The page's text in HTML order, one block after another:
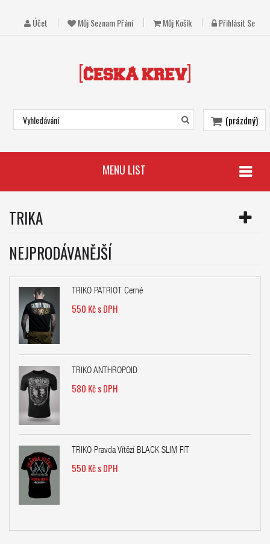
Účet Můj Seznam Přání Můj Košík Přihlásit Se
(prázdný)
MENU LIST
TRIKA
NEJPRODÁVANĚJŠÍ
TRIKO PATRIOT Černé
550 Kč s DPH
TRIKO ANTHROPOID
580 Kč s DPH
TRIKO Pravda Vítězí BLACK SLIM FIT
550 Kč s DPH